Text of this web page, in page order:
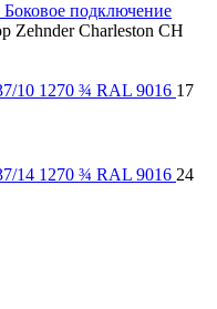
Боковое подключение
Zehnder Charleston CH
10 1270 ¾ RAL 9016 17
14 1270 ¾ RAL 9016 24